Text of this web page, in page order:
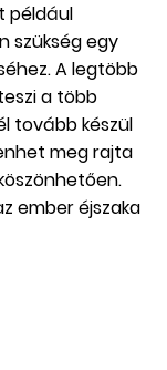
például
szükség egy
A legtöbb
a több
tovább készül
meg rajta
ember éjszaka